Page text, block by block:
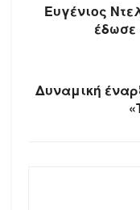
Ευγένιος
Δυναμική